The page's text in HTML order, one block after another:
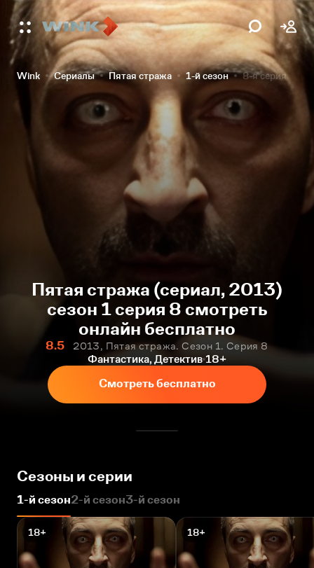
Wink Сериалы Пятая стража 1-й сезон 8-я серия
Пятая стража (сериал, 2013)
сезон 1 серия 8 смотреть
онлайн бесплатно
8.5
2013, Пятая стража. Сезон 1. Серия 8
Фантастика, Детектив 18+
Смотреть бесплатно
Сезоны и серии
1-й сезон2-й сезон3-й сезон
18+ 18+